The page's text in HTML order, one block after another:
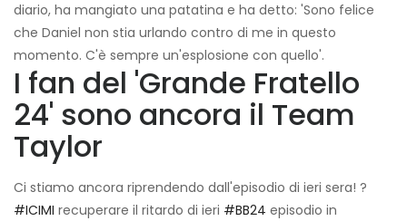
diario, ha mangiato una patatina e ha detto: 'Sono felice
che Daniel non stia urlando contro di me in questo
momento. C'è sempre un'esplosione con quello'.
I fan del 'Grande Fratello
24' sono ancora il Team
Taylor
Ci stiamo ancora riprendendo dall'episodio di ieri sera! ?
#ICIMI recuperare il ritardo di ieri #BB24 episodio in